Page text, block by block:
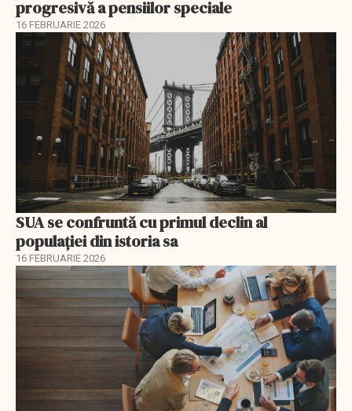
progresivă a pensiilor speciale
16 FEBRUARIE 2026
SUA se confruntă cu primul declin al
populației din istoria sa
16 FEBRUARIE 2026